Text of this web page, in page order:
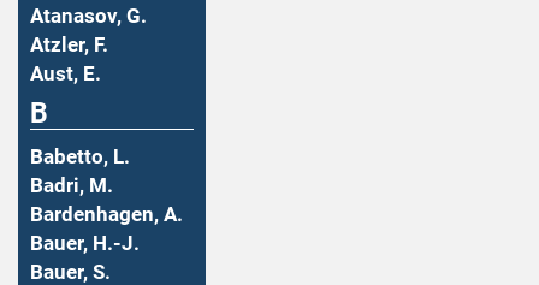
Atanasov, G.
Atzler, F.
Aust, E.
B
Babetto, L.
Badri, M.
Bardenhagen, A.
Bauer, H.-J.
Bauer, S.